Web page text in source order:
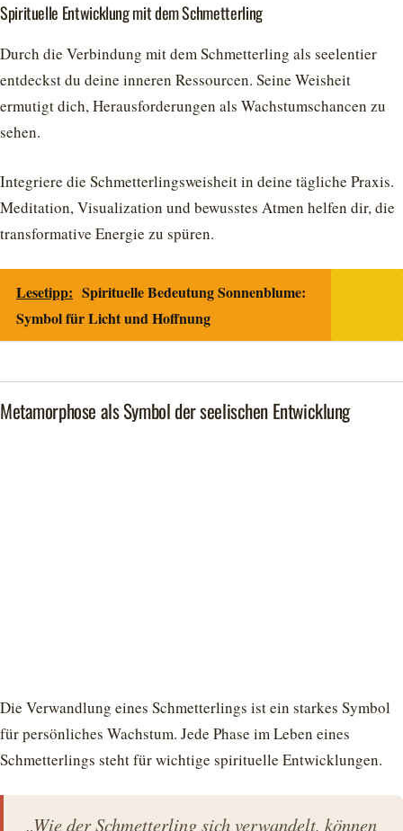
Spirituelle Entwicklung mit dem Schmetterling
Durch die Verbindung mit dem Schmetterling als seelentier
entdeckst du deine inneren Ressourcen. Seine Weisheit
ermutigt dich, Herausforderungen als Wachstumschancen zu
sehen.
Integriere die Schmetterlingsweisheit in deine tägliche Praxis.
Meditation, Visualization und bewusstes Atmen helfen dir, die
transformative Energie zu spüren.
Lesetipp: Spirituelle Bedeutung Sonnenblume:
Symbol für Licht und Hoffnung
Metamorphose als Symbol der seelischen Entwicklung
Die Verwandlung eines Schmetterlings ist ein starkes Symbol
für persönliches Wachstum. Jede Phase im Leben eines
Schmetterlings steht für wichtige spirituelle Entwicklungen.
„Wie der Schmetterling sich verwandelt, können